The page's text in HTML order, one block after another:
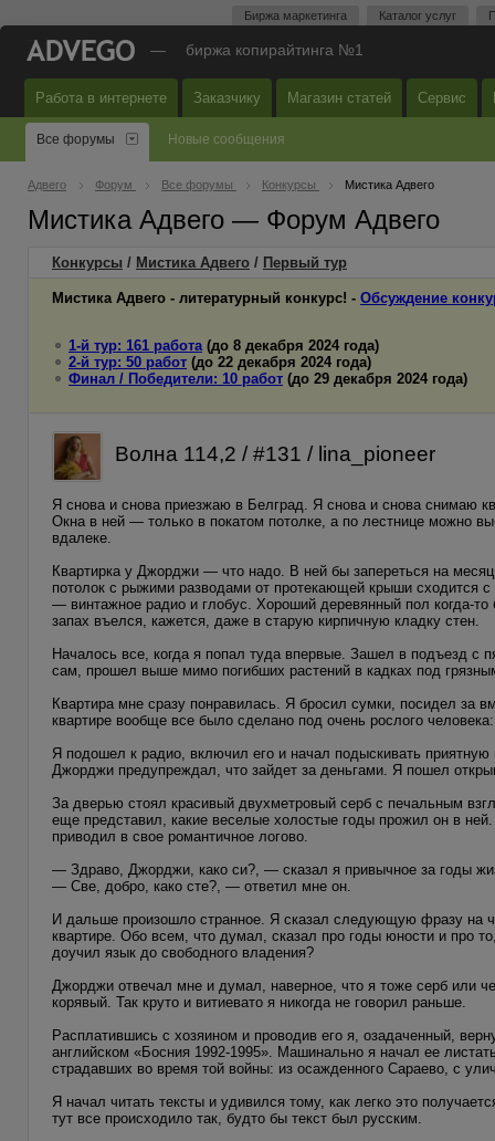
Биржа маркетинга Каталог услуг
— биржа копирайтинга №1
Работа в интернете Заказчику Магазин статей Сервис
Все форумы Новые сообщения
Адвего Форум Все форумы Конкурсы Мистика Адвего
Мистика Адвего — Форум Адвего
Конкурсы / Мистика Адвего / Первый тур
Мистика Адвего - литературный конкурс! - Обсуждение
1-й тур: 161 работа(до 8 декабря 2024 года)
2-й тур: 50 работ (до 22 декабря 2024 года)
Финал / Победители: 10 работ (до 29 декабря 2024 года)
Волна 114,2 / #131 / lina_pioneer
Я снова и снова приезжаю в Белград. Я снова и снова снимаю
Окна в ней — только в покатом потолке, а по лестнице можно
вдалеке.
Квартирка у Джорджи — что надо. В ней бы запереться на
потолок с рыжими разводами от протекающей крыши сходится
— винтажное радио и глобус. Хороший деревянный пол когда-
запах въелся, кажется, даже в старую кирпичную кладку стен.
Началось все, когда я попал туда впервые. Зашел в подъезд с
сам, прошел выше мимо погибших растений в кадках под
Квартира мне сразу понравилась. Я бросил сумки, посидел за
квартире вообще все было сделано под очень рослого
Я подошел к радио, включил его и начал подыскивать
Джорджи предупреждал, что зайдет за деньгами. Я пошел
За дверью стоял красивый двухметровый серб с печальным
еще представил, какие веселые холостые годы прожил он в
приводил в свое романтичное логово.
— Здраво, Джорджи, како си?, — сказал я привычное за годы
— Све, добро, како сте?, — ответил мне он.
И дальше произошло странное. Я сказал следующую фразу на
квартире. Обо всем, что думал, сказал про годы юности и про
доучил язык до свободного владения?
Джорджи отвечал мне и думал, наверное, что я тоже серб или
корявый. Так круто и витиевато я никогда не говорил раньше.
Расплатившись с хозяином и проводив его я, озадаченный,
английском «Босния 1992-1995». Машинально я начал ее
страдавших во время той войны: из осажденного Сараево, с
Я начал читать тексты и удивился тому, как легко это
тут все происходило так, будто бы текст был русским.